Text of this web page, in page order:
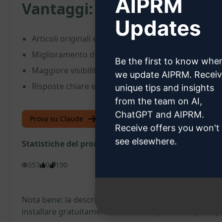
Vantaggi:
Articoli originali e autentici
Miglioramento della classifica sui motori di ricerca
Maggiore visibilità online tramite le descrizioni
Risposte chiare e dirette alle domande frequenti
Prova su Claude Prova su ChatGPT
Statistiche del prompt
357 0 190
Nota bene: la descrizione precedente non è stata
installare gratuitamente AIPRM e di provare il prompt.
Updates
Be the first to know
we update AIPRM.
unique tips and insights
from the team on AI,
ChatGPT and AIPRM.
Receive offers you won't
see elsewhere.